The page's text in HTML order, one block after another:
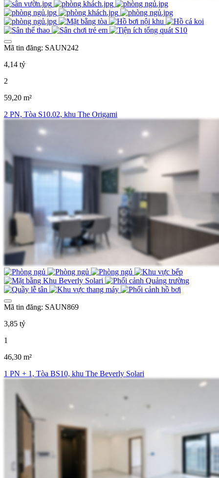
Mã tin đăng: SAUN242
4,14 tỷ
2
59,20 m²
2 PN, Tòa S10.02, khu The Origami
Mã tin đăng: SAUN869
3,85 tỷ
1
46,30 m²
1 PN + 1, Tòa BS10, khu The Beverly Solari